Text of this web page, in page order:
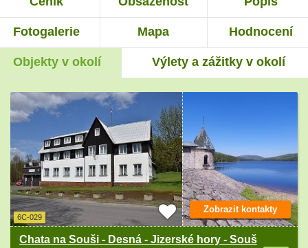
Fotogalerie Mapa Hodnocení
Objekty v okolí Výlety a zážitky v okolí
6C-029
Chata na Souši - Desná - Jizerské hory - Souš
Zobrazit kontakty